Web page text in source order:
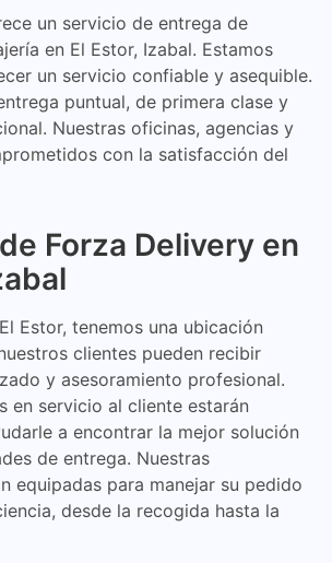
un servicio de entrega de
en El Estor, Izabal. Estamos
un servicio confiable y asequible.
puntual, de primera clase y
Nuestras oficinas, agencias y
con la satisfacción del
Forza Delivery en
Estor, tenemos una ubicación
clientes pueden recibir
y asesoramiento profesional.
en servicio al cliente estarán
a encontrar la mejor solución
de entrega. Nuestras
equipadas para manejar su pedido
desde la recogida hasta la